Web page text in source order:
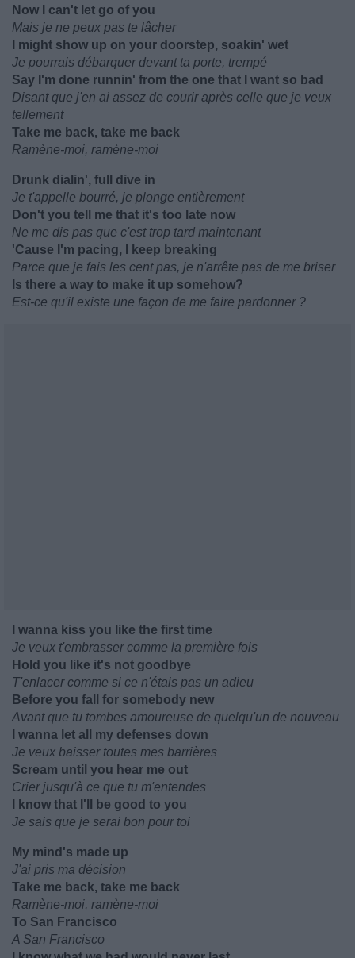
Now I can't let go of you
Mais je ne peux pas te lâcher
I might show up on your doorstep, soakin' wet
Je pourrais débarquer devant ta porte, trempé
Say I'm done runnin' from the one that I want so bad
Disant que j'en ai assez de courir après celle que je veux
tellement
Take me back, take me back
Ramène-moi, ramène-moi
Drunk dialin', full dive in
Je t'appelle bourré, je plonge entièrement
Don't you tell me that it's too late now
Ne me dis pas que c'est trop tard maintenant
'Cause I'm pacing, I keep breaking
Parce que je fais les cent pas, je n'arrête pas de me briser
Is there a way to make it up somehow?
Est-ce qu'il existe une façon de me faire pardonner ?
I wanna kiss you like the first time
Je veux t'embrasser comme la première fois
Hold you like it's not goodbye
T'enlacer comme si ce n'étais pas un adieu
Before you fall for somebody new
Avant que tu tombes amoureuse de quelqu'un de nouveau
I wanna let all my defenses down
Je veux baisser toutes mes barrières
Scream until you hear me out
Crier jusqu'à ce que tu m'entendes
I know that I'll be good to you
Je sais que je serai bon pour toi
My mind's made up
J'ai pris ma décision
Take me back, take me back
Ramène-moi, ramène-moi
To San Francisco
A San Francisco